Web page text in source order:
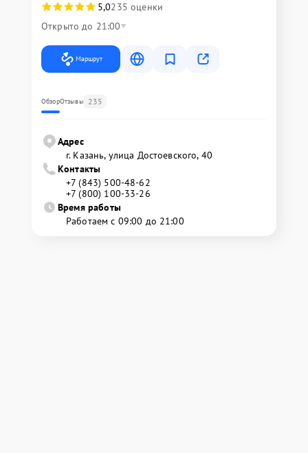
5,0235 оценки
Открыто до 21:00
Маршрут
ОбзорОтзывы 235
Адрес
г. Казань, улица Достоевского, 40
Контакты
+7 (843) 500-48-62
+7 (800) 100-33-26
Время работы
Работаем с 09:00 до 21:00